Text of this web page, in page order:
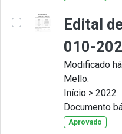
Edital
010-
Modificado
Mello.
Início > 2022
Documento
Aprovado